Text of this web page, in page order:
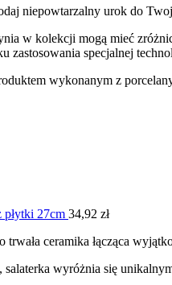
niepowtarzalny urok do
w kolekcji mogą mieć
zastosowania specjalnej
wykonanym z
płytki 27cm 34,92 zł
trwała ceramika łącząca
wyróżnia się